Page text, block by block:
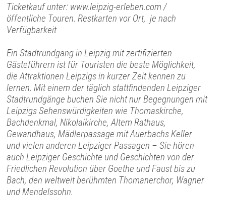
Ticketkauf unter: www.leipzig-erleben.com /
öffentliche Touren. Restkarten vor Ort, je nach
Verfügbarkeit
Ein Stadtrundgang in Leipzig mit zertifizierten
Gästeführern ist für Touristen die beste Möglichkeit,
die Attraktionen Leipzigs in kurzer Zeit kennen zu
lernen. Mit einem der täglich stattfindenden Leipziger
Stadtrundgänge buchen Sie nicht nur Begegnungen mit
Leipzigs Sehenswürdigkeiten wie Thomaskirche,
Bachdenkmal, Nikolaikirche, Altem Rathaus,
Gewandhaus, Mädlerpassage mit Auerbachs Keller
und vielen anderen Leipziger Passagen – Sie hören
auch Leipziger Geschichte und Geschichten von der
Friedlichen Revolution über Goethe und Faust bis zu
Bach, den weltweit berühmten Thomanerchor, Wagner
und Mendelssohn.